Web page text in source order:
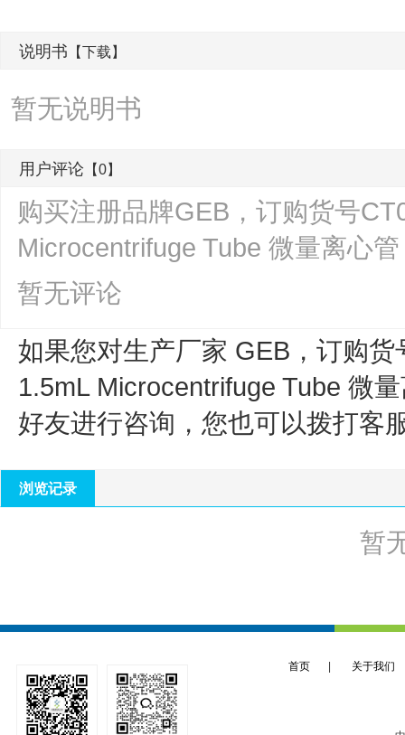
说明书 【下载】
暂无说明书
用户评论 【0】
购买注册品牌GEB，订购货号
Microcentrifuge Tube 微量离心
暂无评论
如果您对生产厂家 GEB，订购
1.5mL Microcentrifuge Tube 微
好友进行咨询，您也可以拨打客
浏览记录
暂
首页 关于我们